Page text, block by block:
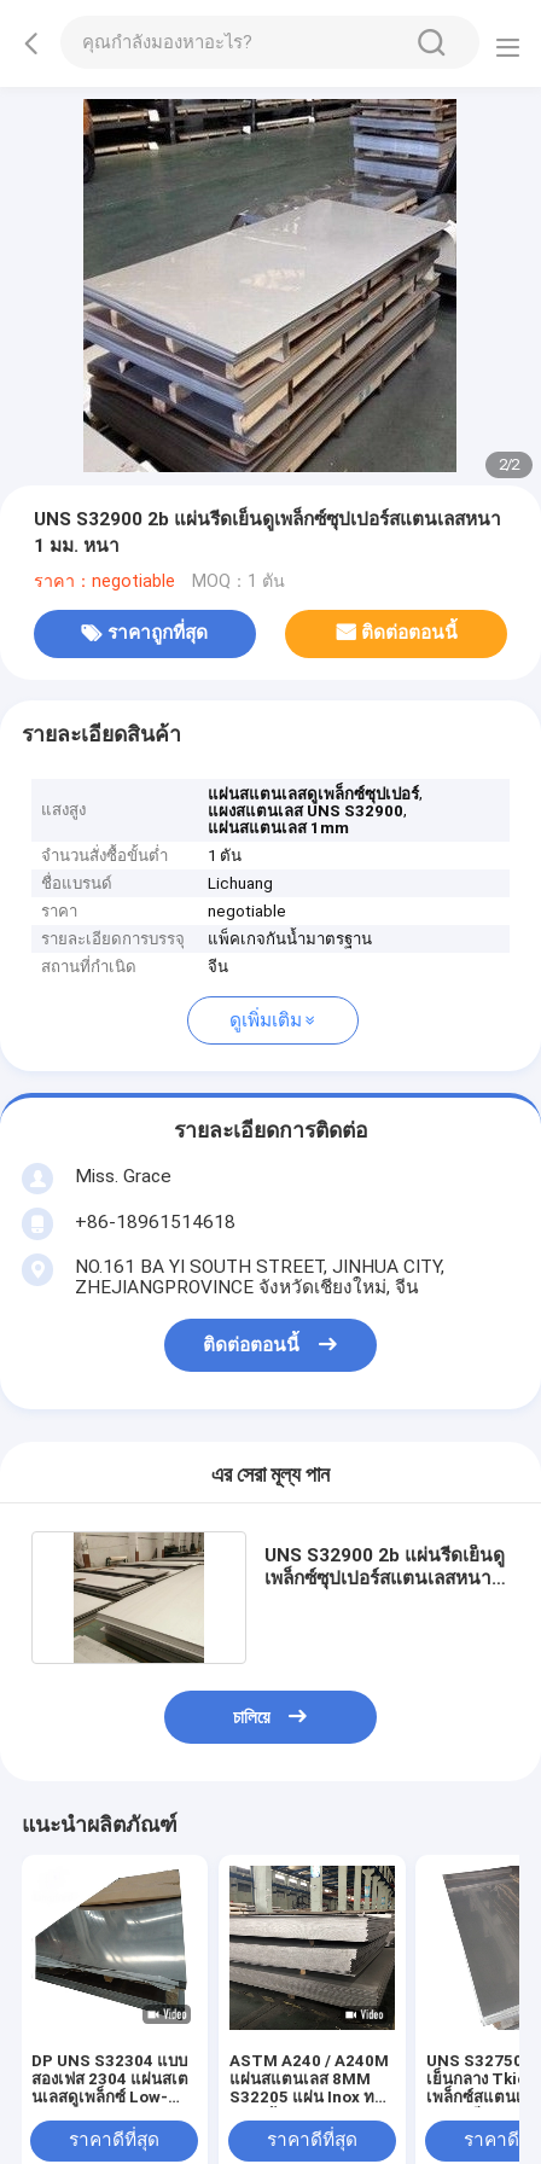
2/2
UNS S32900 2b แผ่นรีดเย็นดูเพล็กซ์ซุปเปอร์สแตนเลสหนา
1 มม. หนา
ราคา：negotiable MOQ：1 ตัน
ราคาถูกที่สุด ติดต่อตอนนี้
รายละเอียดสินค้า
แสงสูง
แผ่นสแตนเลสดูเพล็กซ์ซุปเปอร์,
แผงสแตนเลส UNS S32900,
แผ่นสแตนเลส 1mm
จำนวนสั่งซื้อขั้นต่ำ
1 ตัน
ชื่อแบรนด์
Lichuang
ราคา
negotiable
รายละเอียดการบรรจุ
แพ็คเกจกันน้ำมาตรฐาน
สถานที่กำเนิด
จีน
ดูเพิ่มเติม
รายละเอียดการติดต่อ
Miss. Grace
+86-18961514618
NO.161 BA YI SOUTH STREET, JINHUA CITY,
ZHEJIANGPROVINCE จังหวัดเชียงใหม่, จีน
ติดต่อตอนนี้
এর সেরা মূল্য পান
UNS S32900 2b แผ่นรีดเย็นดู
เพล็กซ์ซุปเปอร์สแตนเลสหนา 1
চালিয়ে
แนะนำผลิตภัณฑ์
DP UNS S32304 แบบ
สองเฟส 2304 แผ่นสเต
นเลสดูเพล็กซ์ Low-
ราคาดีที่สุด
ASTM A240 / A240M
แผ่นสแตนเลส 8MM
S32205 แผ่น Inox ทน
ราคาดีที่สุด
UNS S32750
เย็นกลาง
เพล็กซ์สแตนเล
ราคาดีที่